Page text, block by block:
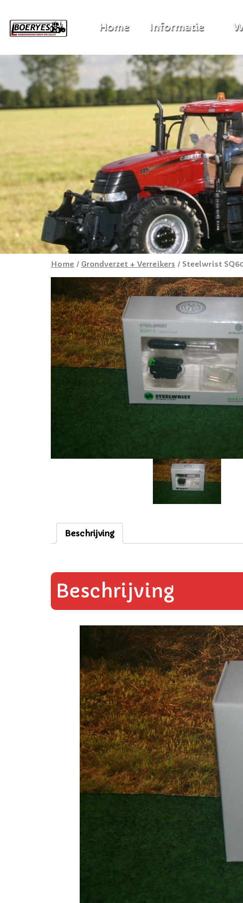
Home / Grondverzet + Verreikers / Steelwrist
Beschrijving
Beschrijving
Home Informatie